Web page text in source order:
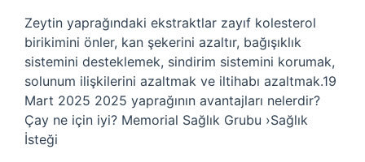
Zeytin yaprağındaki ekstraktlar zayıf kolesterol
birikimini önler, kan şekerini azaltır, bağışıklık
sistemini desteklemek, sindirim sistemini korumak,
solunum ilişkilerini azaltmak ve iltihabı azaltmak.19
Mart 2025 2025 yaprağının avantajları nelerdir?
Çay ne için iyi? Memorial Sağlık Grubu ›Sağlık
İsteği